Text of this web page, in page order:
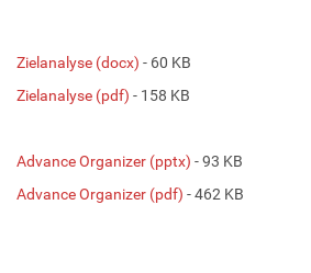
Zielanalyse (docx) - 60 KB
Zielanalyse (pdf) - 158 KB
Advance Organizer (pptx) - 93 KB
Advance Organizer (pdf) - 462 KB